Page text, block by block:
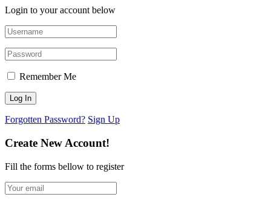
Login to your account below
Remember Me
Forgotten Password? Sign Up
Create New Account!
Fill the forms bellow to register